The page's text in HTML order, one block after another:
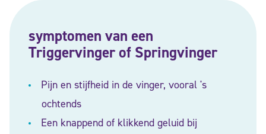
symptomen van een
Triggervinger of Springvinger
Pijn en stijfheid in de vinger, vooral 's
ochtends
Een knappend of klikkend geluid bij